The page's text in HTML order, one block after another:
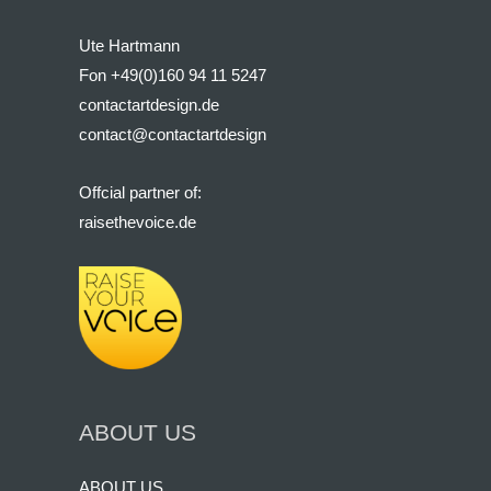
Ute Hartmann
Fon +49(0)160 94 11 5247
contactartdesign.de
contact@contactartdesign
Offcial partner of:
raisethevoice.de
ABOUT US
ABOUT US